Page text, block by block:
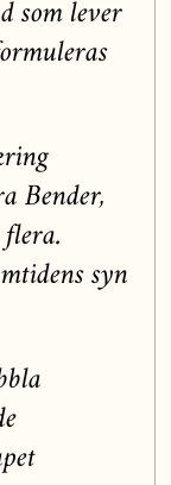
som lever
Bender,
flera.
syn